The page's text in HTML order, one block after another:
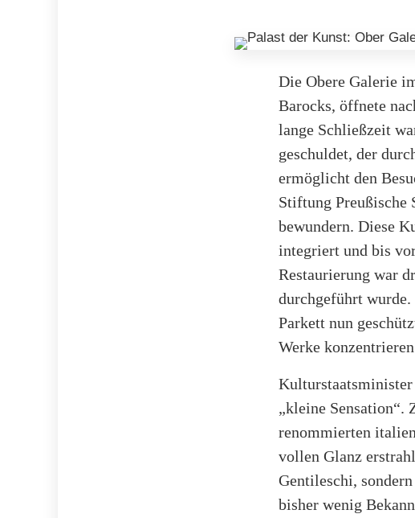
Die Obere Galerie
Barocks, öffnete
lange Schließzeit
geschuldet, der
ermöglicht den
Stiftung Preußische
bewundern. Diese
integriert und bis
Restaurierung war
durchgeführt
Parkett nun
Werke
„kleine Sensation“.
renommierten
vollen Glanz
Gentileschi,
bisher wenig